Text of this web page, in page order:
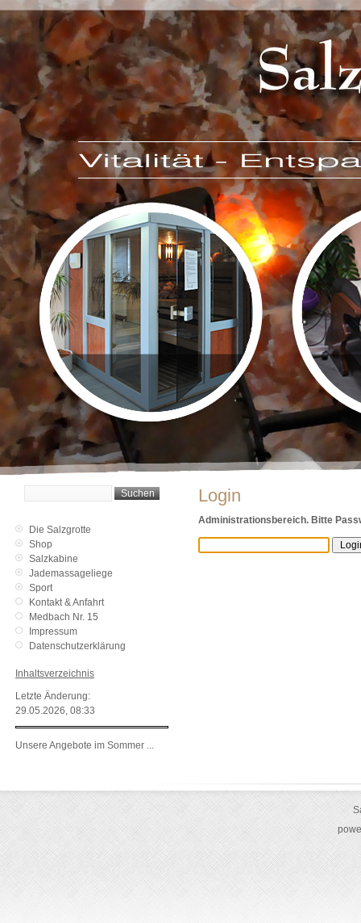
Die Salzgrotte
Shop
Salzkabine
Jademassageliege
Sport
Kontakt & Anfahrt
Medbach Nr. 15
Impressum
Datenschutzerklärung
Inhaltsverzeichnis
Letzte Änderung:
29.05.2026, 08:33
Unsere Angebote im Sommer ...
Login
Administrationsbereich. Bitte